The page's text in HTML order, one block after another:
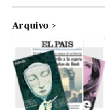
Arquivo